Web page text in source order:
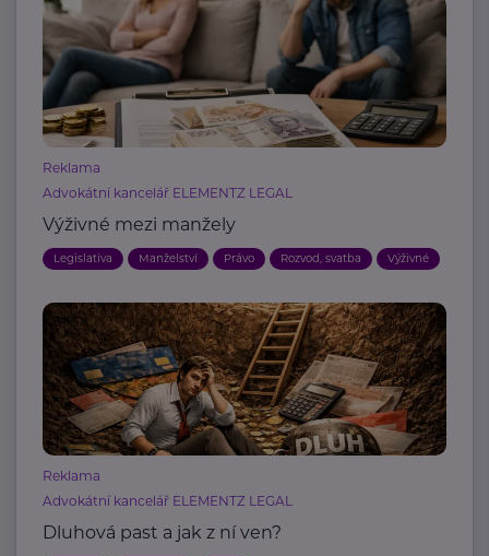
Reklama
Advokátní kancelář ELEMENTZ LEGAL
Výživné mezi manžely
Legislativa Manželství Právo Rozvod, svatba Výživné
Reklama
Advokátní kancelář ELEMENTZ LEGAL
Dluhová past a jak z ní ven?